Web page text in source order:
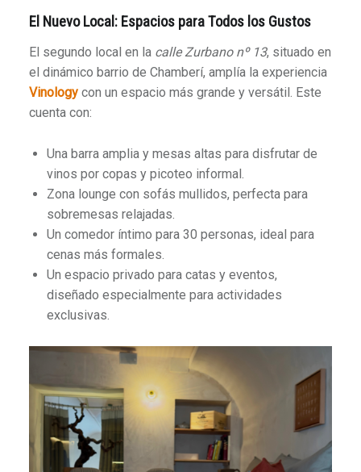
El Nuevo Local: Espacios para Todos los Gustos
El segundo local en la calle Zurbano nº 13, situado en
el dinámico barrio de Chamberí, amplía la experiencia
Vinologycon un espacio más grande y versátil. Este
cuenta con:
Una barra amplia y mesas altas para disfrutar de
vinos por copas y picoteo informal.
Zona lounge con sofás mullidos, perfecta para
sobremesas relajadas.
Un comedor íntimo para 30 personas, ideal para
cenas más formales.
Un espacio privado para catas y eventos,
diseñado especialmente para actividades
exclusivas.